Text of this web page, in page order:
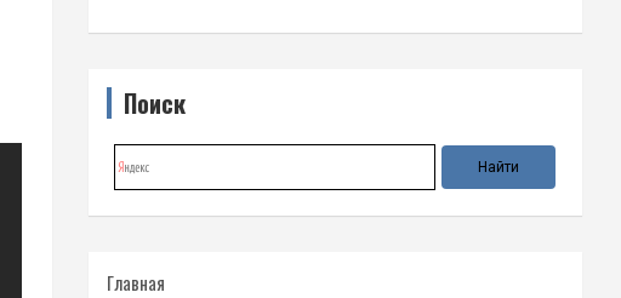
Поиск
Главная